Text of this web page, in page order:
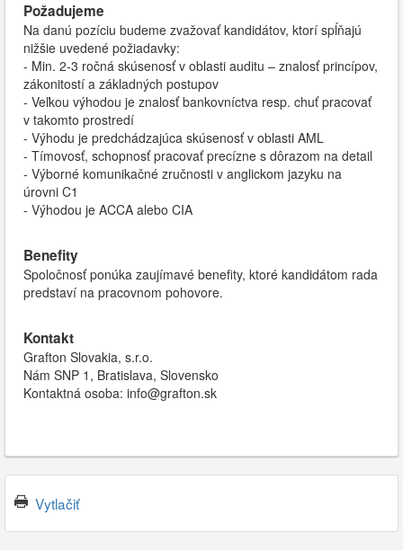
Požadujeme
Na danú pozíciu budeme zvažovať kandidátov, ktorí spĺňajú
nižšie uvedené požiadavky:
- Min. 2-3 ročná skúsenosť v oblasti auditu – znalosť princípov,
zákonitostí a základných postupov
- Veľkou výhodou je znalosť bankovníctva resp. chuť pracovať
v takomto prostredí
- Výhodu je predchádzajúca skúsenosť v oblasti AML
- Tímovosť, schopnosť pracovať precízne s dôrazom na detail
- Výborné komunikačné zručnosti v anglickom jazyku na
úrovni C1
- Výhodou je ACCA alebo CIA
Benefity
Spoločnosť ponúka zaujímavé benefity, ktoré kandidátom rada
predstaví na pracovnom pohovore.
Kontakt
Grafton Slovakia, s.r.o.
Nám SNP 1, Bratislava, Slovensko
Kontaktná osoba: info@grafton.sk
Vytlačiť